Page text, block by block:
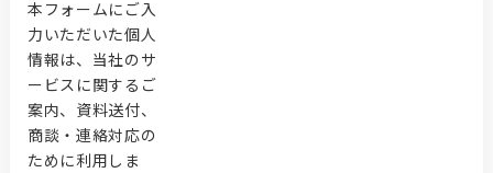
本フォームにご入
力いただいた個人
情報は、当社のサ
ービスに関するご
案内、資料送付、
商談・連絡対応の
ために利用しま